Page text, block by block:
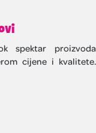
spektar proizvoda
cijene i kvalitete.